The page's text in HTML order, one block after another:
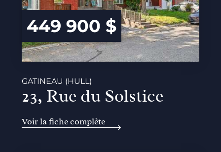
449 900 $
GATINEAU (HULL)
23, Rue du Solstice
Voir la fiche complète